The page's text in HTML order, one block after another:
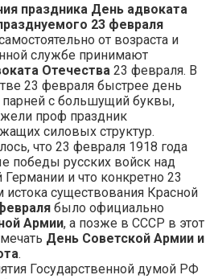
праздника День адвоката
23 февраля
от возраста и
службе принимают
Отечества 23 февраля. В
23 февраля быстрее день
парней с большущий буквы,
проф праздник
силовых структур.
что 23 февраля 1918 года
победы русских войск над
и что конкретно 23
существования Красной
было официально
Армии, а позже в СССР в этот
День Советской Армии и
.
Государственной думой РФ